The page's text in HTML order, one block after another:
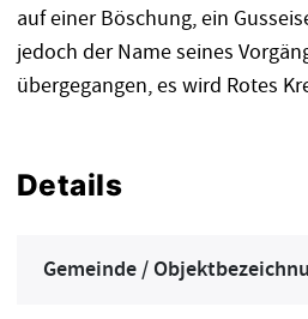
auf einer Böschung, ein
jedoch der Name seines
übergegangen, es wird Rotes
Details
Gemeinde /